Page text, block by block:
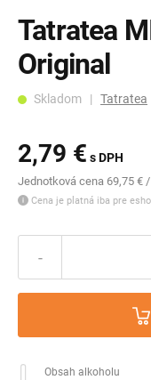
Tatratea
Original
Skladom | Tatratea
2,79 € s DPH
Jednotková cena 69,75 €
Cena je platná iba pre
-
Obsah alkoholu